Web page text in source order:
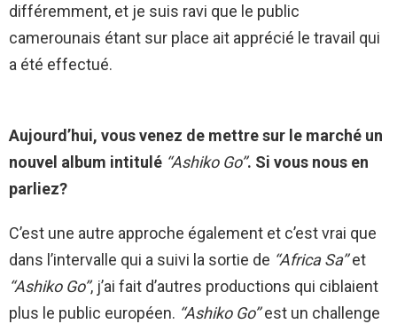
différemment, et je suis ravi que le public
camerounais étant sur place ait apprécié le travail qui
a été effectué.
Aujourd’hui, vous venez de mettre sur le marché un
nouvel album intitulé ‘‘Ashiko Go’’. Si vous nous en
parliez?
C’est une autre approche également et c’est vrai que
dans l’intervalle qui a suivi la sortie de ‘‘Africa Sa’’et
‘‘Ashiko Go’’, j’ai fait d’autres productions qui ciblaient
plus le public européen. ‘‘Ashiko Go’’est un challenge